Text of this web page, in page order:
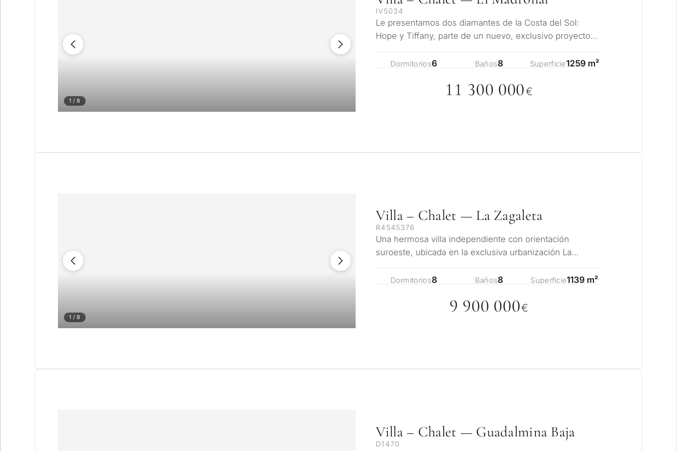
1 / 8
IV5034
Le presentamos dos diamantes de la Costa del Sol:
Hope y Tiffany, parte de un nuevo, exclusivo proyecto
Dormitorios6 Baños8 Superficie1259 m²
11 300 000€
1 / 8
Villa – Chalet — La Zagaleta
R4545376
Una hermosa villa independiente con orientación
suroeste, ubicada en la exclusiva urbanización La
Dormitorios8 Baños8 Superficie1139 m²
9 900 000€
Villa – Chalet — Guadalmina Baja
D1470